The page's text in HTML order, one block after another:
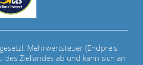
Mehrwertsteuer (Endpreis
des Ziellandes ab und kann sich an